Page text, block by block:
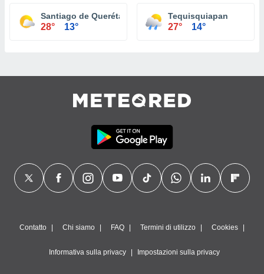
Santiago de Querétaro
28° 13°
Tequisquiapan
27° 14°
Contatto Chi siamo FAQ Termini di utilizzo Cookies
Informativa sulla privacy Impostazioni sulla privacy